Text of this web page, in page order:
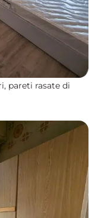
pareti rasate di